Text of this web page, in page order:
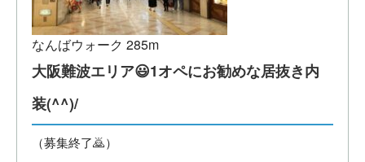
なんばウォーク 285m
大阪難波エリア😃1オペにお勧めな居抜き内
装(^^)/
（募集終了🙇）